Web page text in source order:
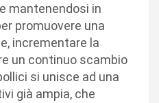
mantenendosi in
promuovere una
incrementare la
un continuo scambio
si unisce ad una
già ampia, che